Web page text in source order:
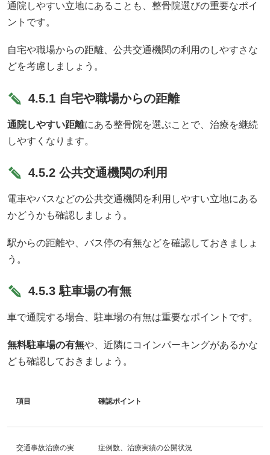
通院しやすい立地にあることも、整骨院選びの重要なポイ
ントです。
自宅や職場からの距離、公共交通機関の利用のしやすさな
どを考慮しましょう。
4.5.1 自宅や職場からの距離
通院しやすい距離にある整骨院を選ぶことで、治療を継続
しやすくなります。
4.5.2 公共交通機関の利用
電車やバスなどの公共交通機関を利用しやすい立地にある
かどうかも確認しましょう。
駅からの距離や、バス停の有無などを確認しておきましょ
う。
4.5.3 駐車場の有無
車で通院する場合、駐車場の有無は重要なポイントです。
無料駐車場の有無や、近隣にコインパーキングがあるかな
ども確認しておきましょう。
項目 確認ポイント
交通事故治療の実
症例数、治療実績の公開状況